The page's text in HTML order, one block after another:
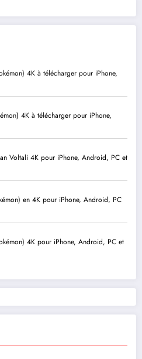
4K à télécharger pour iPhone,
4K à télécharger pour iPhone,
Voltali 4K pour iPhone, Android, PC et
en 4K pour iPhone, Android, PC
4K pour iPhone, Android, PC et